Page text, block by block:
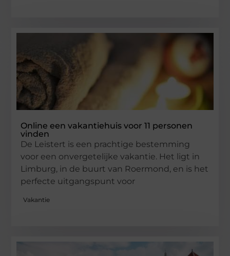
Online een vakantiehuis voor 11 personen
vinden
De Leistert is een prachtige bestemming
voor een onvergetelijke vakantie. Het ligt in
Limburg, in de buurt van Roermond, en is het
perfecte uitgangspunt voor
Vakantie